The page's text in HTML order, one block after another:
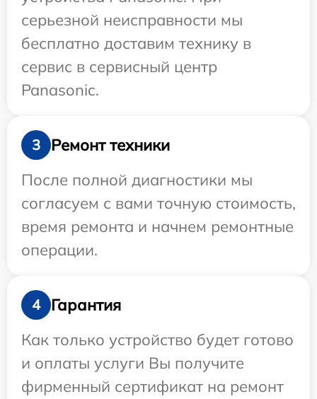
серьезной неисправности мы
бесплатно доставим технику в
сервис в сервисный центр
Panasonic.
3
Ремонт техники
После полной диагностики мы
согласуем с вами точную стоимость,
время ремонта и начнем ремонтные
операции.
4
Гарантия
Как только устройство будет готово
и оплаты услуги Вы получите
фирменный сертификат на ремонт